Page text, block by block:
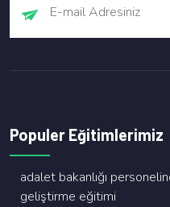
Populer Eğitimlerimiz
adalet bakanliği
geli̇şti̇rme eği̇ti̇mi̇